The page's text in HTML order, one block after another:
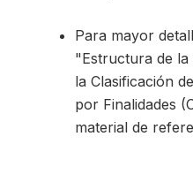
Para mayor
"Estructura de la
la Clasificación
por Finalidades
material de